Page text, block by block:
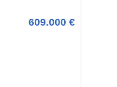
609.000 €